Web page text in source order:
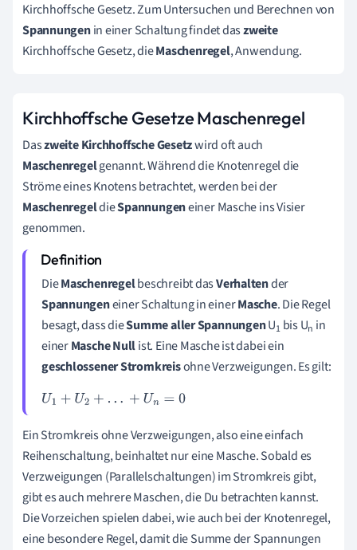
Kirchhoffsche Gesetz. Zum Untersuchen und Berechnen von
Spannungenin einer Schaltung findet daszweite
Kirchhoffsche Gesetz, dieMaschenregel, Anwendung.
Kirchhoffsche Gesetze Maschenregel
DaszweiteKirchhoffscheGesetzwird oft auch
Maschenregelgenannt. Während die Knotenregel die
Ströme eines Knotens betrachtet, werden bei der
MaschenregeldieSpannungeneiner Masche ins Visier
genommen.
DieMaschenregelbeschreibt dasVerhaltender
Spannungeneiner Schaltung in einerMasche. Die Regel
besagt, dass dieSumme aller SpannungenU1 bis Un in
einerMasche Nullist. Eine Masche ist dabei ein
geschlossenerStromkreisohne Verzweigungen. Es gilt:
U1+U2+... +U n = 0
Ein Stromkreis ohne Verzweigungen, also eine einfach
Reihenschaltung, beinhaltet nur eine Masche. Sobald es
Verzweigungen (Parallelschaltungen) im Stromkreis gibt,
gibt es auch mehrere Maschen, die Du betrachten kannst.
Die Vorzeichen spielen dabei, wie auch bei der Knotenregel,
eine besondere Regel, damit die Summe der Spannungen